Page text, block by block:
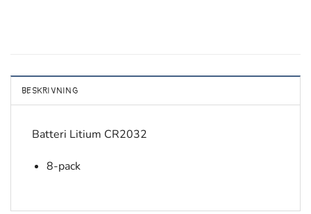
BESKRIVNING
Batteri Litium CR2032
8-pack